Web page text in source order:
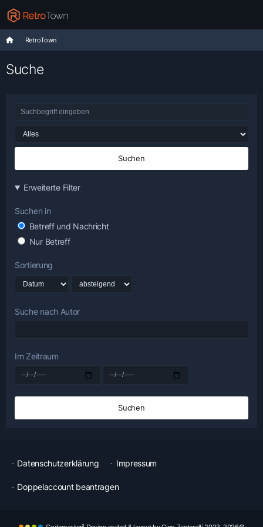
RetroTown
Suche
Suchen
Erweiterte Filter
Suchen in
Betreff und Nachricht
Nur Betreff
Sortierung
Suche nach Autor
Im Zeitraum
Suchen
Datenschutzerklärung Impressum
Doppelaccount beantragen